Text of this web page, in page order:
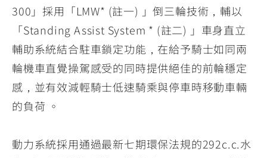
300」採用「LMW* (註一) 」倒三輪技術，輔以
「Standing Assist System * (註二) 」車身直立
輔助系統結合駐車鎖定功能，在給予騎士如同兩
輪機車直覺操駕感受的同時提供絕佳的前輪穩定
感，並有效減輕騎士低速騎乘與停車時移動車輛
的負荷 。
動力系統採用通過最新七期環保法規的292c.c.水